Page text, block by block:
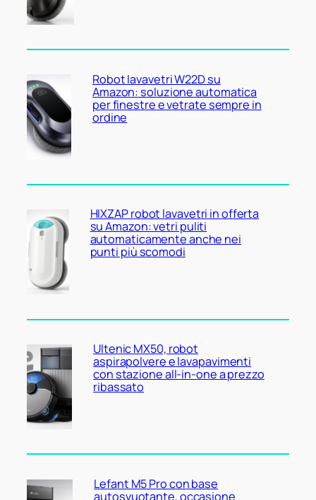
Robot lavavetri W22D su
Amazon: soluzione automatica
per finestre e vetrate sempre in
ordine
HIXZAP robot lavavetri in offerta
su Amazon: vetri puliti
automaticamente anche nei
punti più scomodi
Ultenic MX50, robot
aspirapolvere e lavapavimenti
con stazione all-in-one a prezzo
ribassato
Lefant M5 Pro con base
autosvuotante, occasione